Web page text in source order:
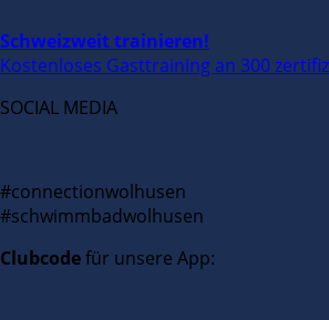
Schweizweit trainieren!
Kostenloses Gasttraining an 300
SOCIAL MEDIA
#connectionwolhusen
#schwimmbadwolhusen
Clubcodefür unsere App: